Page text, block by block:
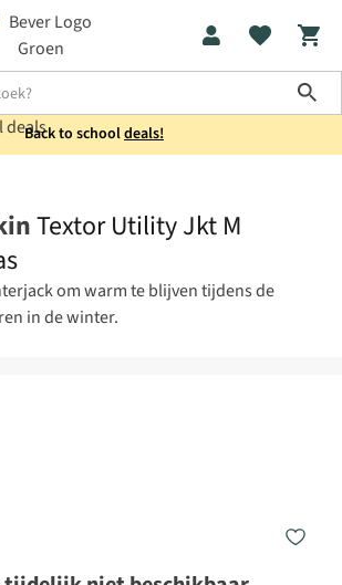
Back to schooldeals!
Textor Utility Jkt M
om warm te blijven tijdens de
in de winter.